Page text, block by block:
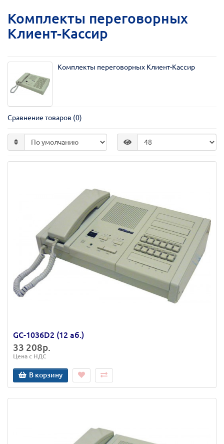
Комплекты переговорных
Клиент-Кассир
Комплекты переговорных Клиент-Кассир
Сравнение товаров (0)
GC-1036D2 (12 аб.)
33 208р.
Цена с НДС
В корзину